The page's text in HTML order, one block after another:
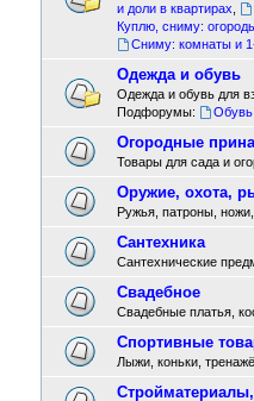
и доли в квартирах
Куплю, сниму:
Сниму: комнаты и
Одежда и обувь
Одежда и обувь для
Подфорумы:
Обувь
Огородные
Товары для сада и
Оружие, охота,
Ружья, патроны,
Сантехника
Сантехнические
Свадебное
Свадебные платья,
Спортивные
Лыжи, коньки,